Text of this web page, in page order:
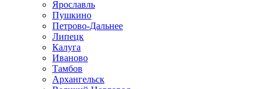
Ярославль
Пушкино
Петрово-Дальнее
Липецк
Калуга
Иваново
Тамбов
Архангельск